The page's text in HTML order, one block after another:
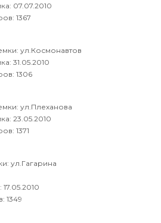
07.07.2010
1367
ул.Космонавтов
31.05.2010
1306
ул.Плеханова
23.05.2010
1371
ул.Гагарина
17.05.2010
1349